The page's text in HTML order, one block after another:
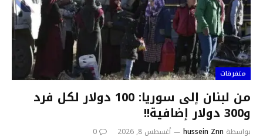
متفرقات
من لبنان إلى سوريا: 100 دولار لكل فرد
و300 دولار إضافية!!
بواسطة hussein Znn أغسطس 8, 2026 0